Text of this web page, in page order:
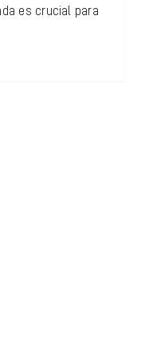
es crucial para